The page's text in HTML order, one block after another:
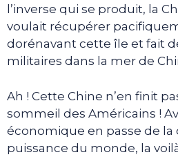
l’inverse qui se produit, la
voulait récupérer
dorénavant cette île et fait
militaires dans la mer de
Ah ! Cette Chine n’en finit
sommeil des Américains !
économique en passe de la
puissance du monde, la